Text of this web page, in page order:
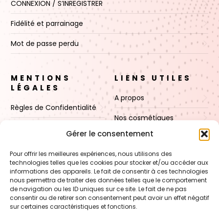
Gérer le consentement
Pour offrir les meilleures expériences, nous utilisons des
technologies telles que les cookies pour stocker et/ou accéder aux
informations des appareils. Le fait de consentir à ces technologies
nous permettra de traiter des données telles que le comportement
de navigation ou les ID uniques sur ce site. Le fait de ne pas
consentir ou de retirer son consentement peut avoir un effet négatif
sur certaines caractéristiques et fonctions.
CONNEXION / S’INREGISTRER
Fidélité et parrainage
Mot de passe perdu
MENTIONS
LÉGALES
Règles de Confidentialité
Politique de cookies (UE)
LIENS UTILES
A propos
Nos cosmétiques
Nos cires
Boutique
Contact